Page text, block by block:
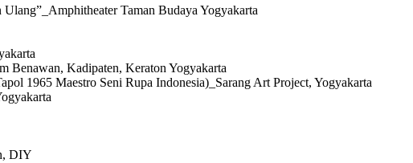
Taman Budaya Yogyakarta
Benawan, Kadipaten, Keraton Yogyakarta
1965 Maestro Seni Rupa Indonesia)_Sarang Art Project, Yogyakarta
DIY